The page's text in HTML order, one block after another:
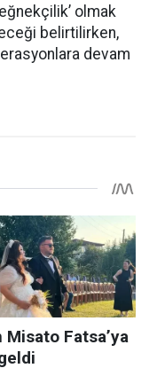
olmak
belirtilirken,
devam